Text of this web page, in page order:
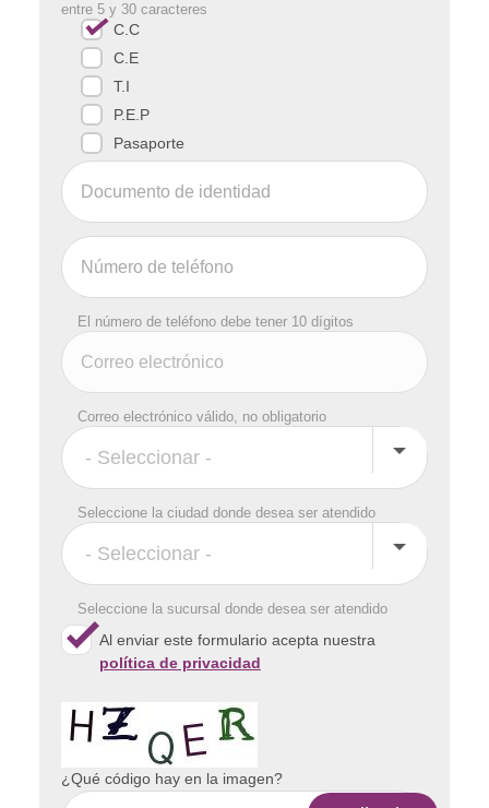
entre 5 y 30 caracteres
C.C
C.E
T.I
P.E.P
Pasaporte
El número de teléfono debe tener 10 dígitos
Correo electrónico válido, no obligatorio
Seleccione la ciudad donde desea ser atendido
Seleccione la sucursal donde desea ser atendido
Al enviar este formulario acepta nuestra
política de privacidad
¿Qué código hay en la imagen?